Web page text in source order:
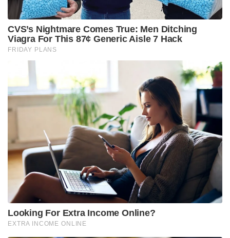
CVS’s Nightmare Comes True: Men Ditching
Viagra For This 87¢ Generic Aisle 7 Hack
FRIDAY PLANS
Looking For Extra Income Online?
EXTRA INCOME ONLINE